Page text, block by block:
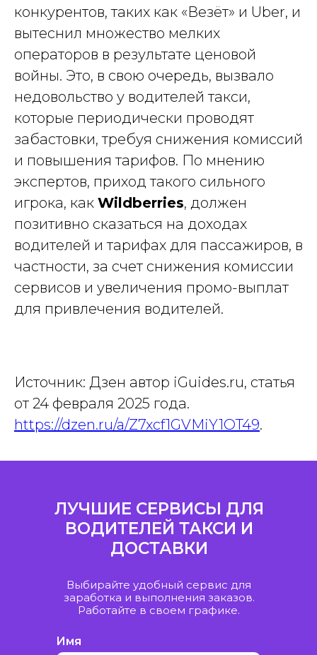
конкурентов, таких как «Везёт» и Uber, и
вытеснил множество мелких
операторов в результате ценовой
войны. Это, в свою очередь, вызвало
недовольство у водителей такси,
которые периодически проводят
забастовки, требуя снижения комиссий
и повышения тарифов. По мнению
экспертов, приход такого сильного
игрока, как Wildberries, должен
позитивно сказаться на доходах
водителей и тарифах для пассажиров, в
частности, за счет снижения комиссии
сервисов и увеличения промо-выплат
для привлечения водителей.
Источник: Дзен автор iGuides.ru, статья
от 24 февраля 2025 года.
https://dzen.ru/a/Z7xcf1GVMiY1OT49.
ЛУЧШИЕ СЕРВИСЫ ДЛЯ
ВОДИТЕЛЕЙ ТАКСИ И
ДОСТАВКИ
Выбирайте удобный сервис для
заработка и выполнения заказов.
Работайте в своем графике.
Имя
Подключиться за 15 мин
Как работать в Яндекс Такси